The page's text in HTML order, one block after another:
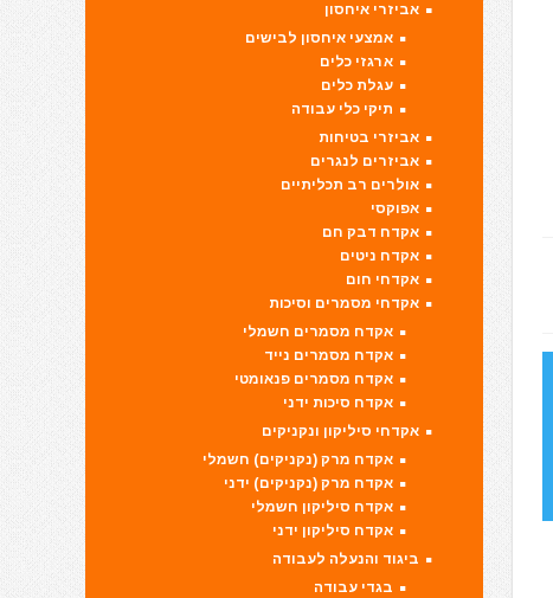
אביזרי איחסון
אמצעי איחסון לבישים
ארגזי כלים
עגלת כלים
תיקי כלי עבודה
אביזרי בטיחות
אביזרים לנגרים
אולרים רב תכליתיים
אפוקסי
אקדח דבק חם
אקדח ניטים
אקדחי חום
אקדחי מסמרים וסיכות
אקדח מסמרים חשמלי
אקדח מסמרים נייד
אקדח מסמרים פנאומטי
אקדח סיכות ידני
אקדחי סיליקון ונקניקים
אקדח מרק (נקניקים) חשמלי
אקדח מרק (נקניקים) ידני
אקדח סיליקון חשמלי
אקדח סיליקון ידני
ביגוד והנעלה לעבודה
בגדי עבודה